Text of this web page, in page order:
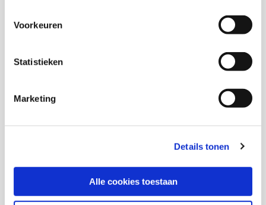
Voorkeuren
Statistieken
Marketing
Details tonen
Alle cookies toestaan
Onderzoeker
Ron van Wonderen